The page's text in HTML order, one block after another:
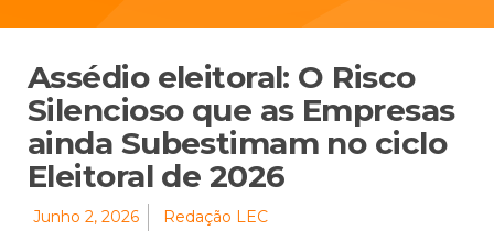
Assédio eleitoral: O Risco
Silencioso que as Empresas
ainda Subestimam no ciclo
Eleitoral de 2026
Junho 2, 2026 Redação LEC